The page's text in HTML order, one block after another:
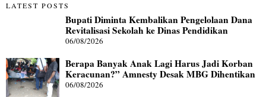
LATEST POSTS
Bupati Diminta Kembalikan Pengelolaan Dana
Revitalisasi Sekolah ke Dinas Pendidikan
06/08/2026
Berapa Banyak Anak Lagi Harus Jadi Korban
Keracunan?” Amnesty Desak MBG Dihentikan
06/08/2026